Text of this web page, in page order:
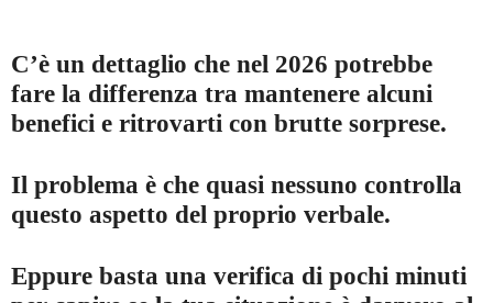
C’è un dettaglio che nel 2026 potrebbe
fare la differenza tra mantenere alcuni
benefici e ritrovarti con brutte sorprese.
Il problema è che quasi nessuno controlla
questo aspetto del proprio verbale.
Eppure basta una verifica di pochi minuti